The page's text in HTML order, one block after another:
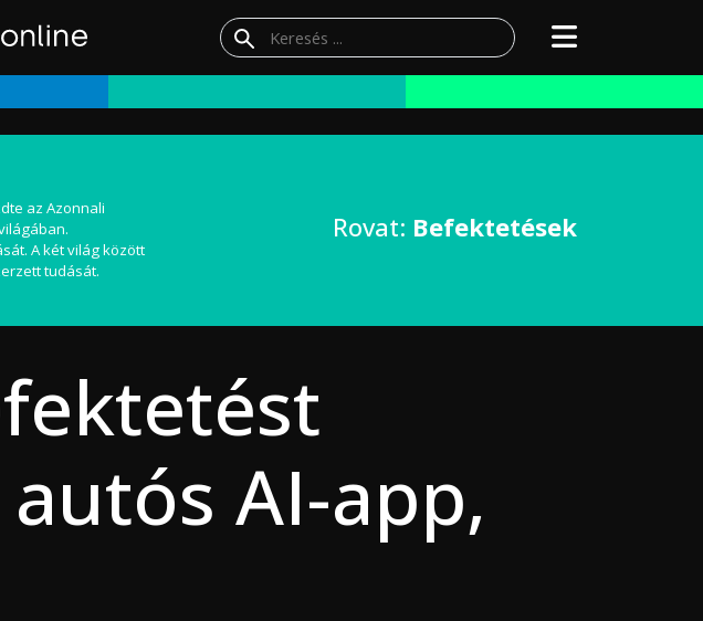
az Azonnali
A két világ között
tudását.
Rovat: Befektetések
AI-app,